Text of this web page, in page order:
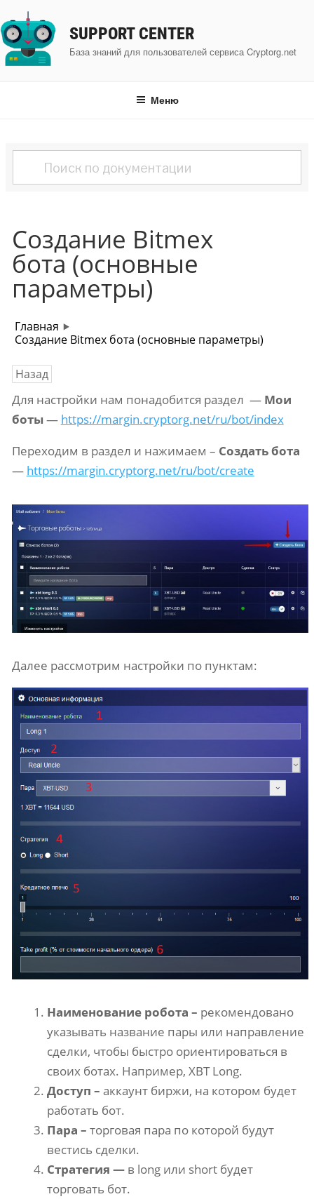
к
содержимому
SUPPORT CENTER
База знаний для пользователей сервиса Cryptorg.net
Меню
Создание Bitmex
бота (основные
параметры)
Главная
Создание Bitmex бота (основные параметры)
Назад
Для настройки нам понадобится раздел — Мои
боты — https://margin.cryptorg.net/ru/bot/index
Переходим в раздел и нажимаем – Создать бота
— https://margin.cryptorg.net/ru/bot/create
Далее рассмотрим настройки по пунктам:
Наименование робота – рекомендовано
указывать название пары или направление
сделки, чтобы быстро ориентироваться в
своих ботах. Например, XBT Long.
Доступ –аккаунт биржи, на котором будет
работать бот.
Пара –торговая пара по которой будут
вестись сделки.
Стратегия — в long или short будет
торговать бот.